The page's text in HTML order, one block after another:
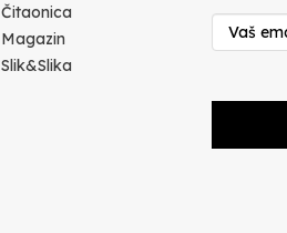
Čitaonica
Magazin
Slik&Slika